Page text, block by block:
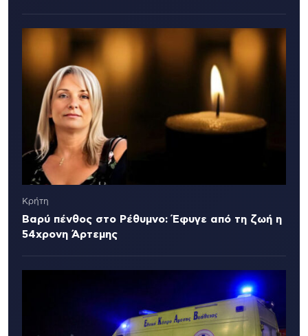
Κρήτη
Βαρύ πένθος στο Ρέθυμνο: Έφυγε από τη ζωή η
54χρονη Άρτεμης